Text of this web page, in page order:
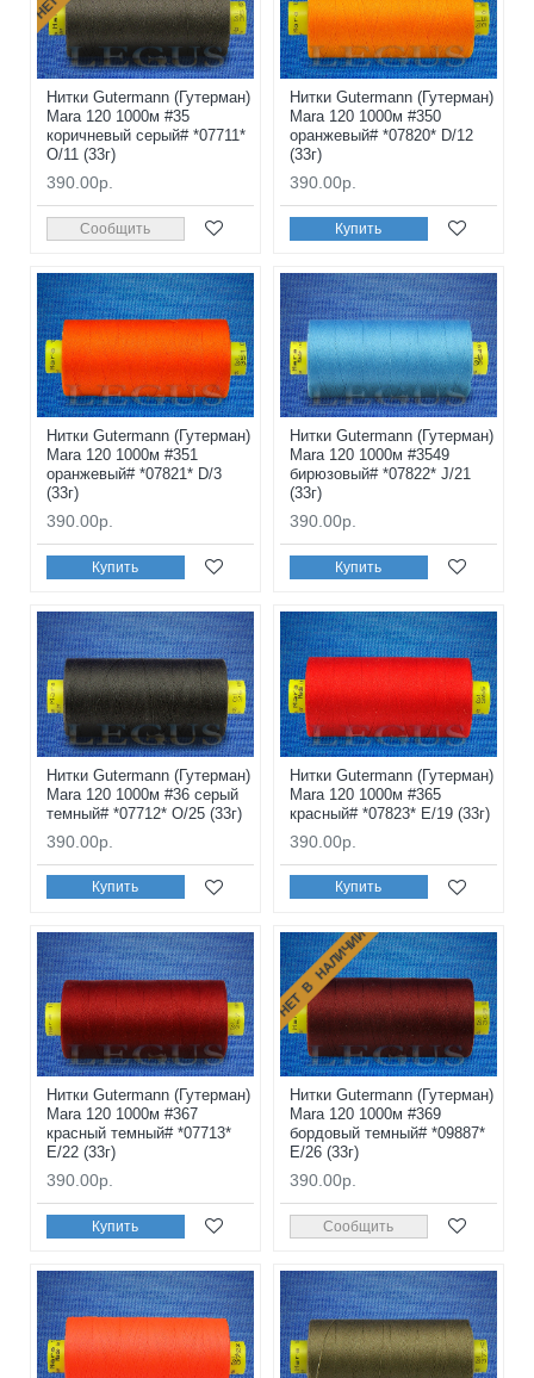
Нитки Gutermann (Гутерман)
Mara 120 1000м #35
коричневый серый# *07711*
O/11 (33г)
390.00р.
Сообщить
Нитки Gutermann (Гутерман)
Mara 120 1000м #350
оранжевый# *07820* D/12
(33г)
390.00р.
Купить
Нитки Gutermann (Гутерман)
Mara 120 1000м #351
оранжевый# *07821* D/3
(33г)
390.00р.
Купить
Нитки Gutermann (Гутерман)
Mara 120 1000м #3549
бирюзовый# *07822* J/21
(33г)
390.00р.
Купить
Нитки Gutermann (Гутерман)
Mara 120 1000м #36 серый
темный# *07712* O/25 (33г)
390.00р.
Купить
Нитки Gutermann (Гутерман)
Mara 120 1000м #365
красный# *07823* E/19 (33г)
390.00р.
Купить
Нитки Gutermann (Гутерман)
Mara 120 1000м #367
красный темный# *07713*
E/22 (33г)
390.00р.
Купить
НЕТ В НАЛИЧИИ
Нитки Gutermann (Гутерман)
Mara 120 1000м #369
бордовый темный# *09887*
E/26 (33г)
390.00р.
Сообщить